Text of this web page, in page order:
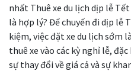
nhất Thuê xe du lịch dịp lễ
là hợp lý? Để chuyến đi dịp
kiệm, việc đặt xe du lịch sớm
thuê xe vào các kỳ nghỉ lễ,
sự thay đổi về giá cả và sự